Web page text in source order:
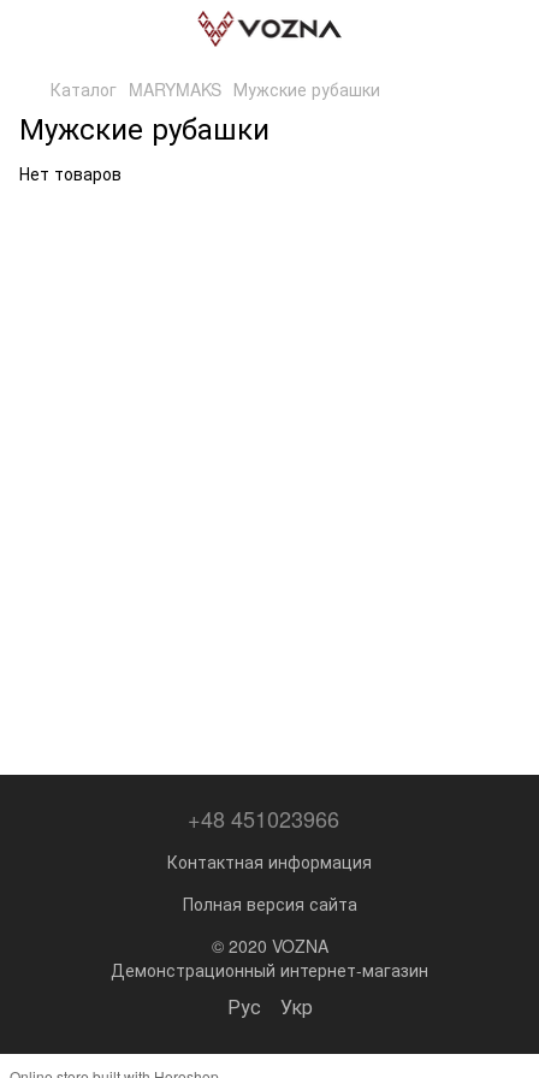
Каталог MARYMAKS Мужские рубашки
Мужские рубашки
Нет товаров
+48 451023966
Контактная информация
Полная версия сайта
© 2020 VOZNA
Демонстрационный интернет-магазин
Рус Укр